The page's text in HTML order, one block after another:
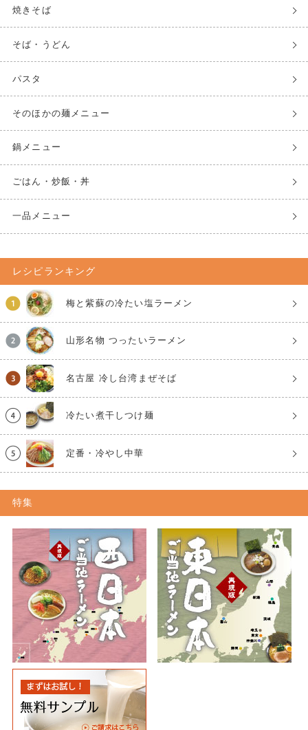
焼きそば
そば・うどん
パスタ
そのほかの麺メニュー
鍋メニュー
ごはん・炒飯・丼
一品メニュー
レシピランキング
梅と紫蘇の冷たい塩ラーメン
山形名物 つったいラーメン
名古屋 冷し台湾まぜそば
冷たい煮干しつけ麺
定番・冷やし中華
特集